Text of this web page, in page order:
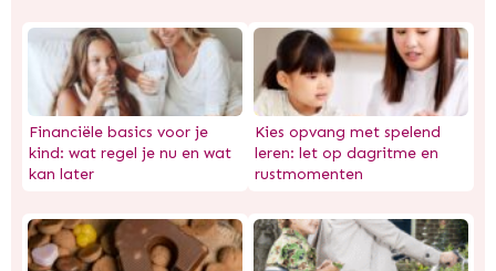
Financiële basics voor je
kind: wat regel je nu en wat
kan later
Kies opvang met spelend
leren: let op dagritme en
rustmomenten